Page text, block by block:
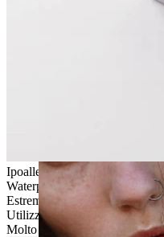
Ipoallergenico
Waterproof
Estremamente durevole
Utilizzo quotidiano
Molto facile